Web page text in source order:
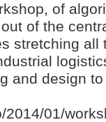
of
of the
stretching all
and design
01/